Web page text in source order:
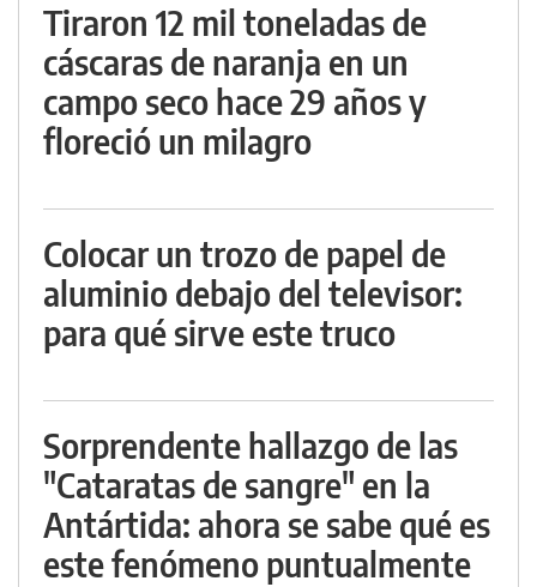
Tiraron 12 mil toneladas de
cáscaras de naranja en un
campo seco hace 29 años y
floreció un milagro
Colocar un trozo de papel de
aluminio debajo del televisor:
para qué sirve este truco
Sorprendente hallazgo de las
"Cataratas de sangre" en la
Antártida: ahora se sabe qué es
este fenómeno puntualmente